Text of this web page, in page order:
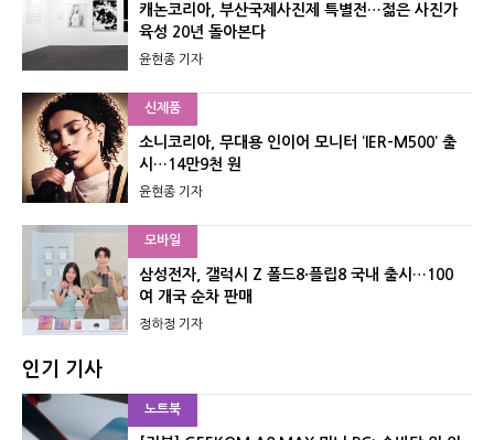
캐논코리아, 부산국제사진제 특별전…젊은 사진가
육성 20년 돌아본다
윤현종 기자
신제품
소니코리아, 무대용 인이어 모니터 ‘IER-M500’ 출
시…14만9천 원
윤현종 기자
모바일
삼성전자, 갤럭시 Z 폴드8·플립8 국내 출시…100
여 개국 순차 판매
정하정 기자
인기 기사
노트북